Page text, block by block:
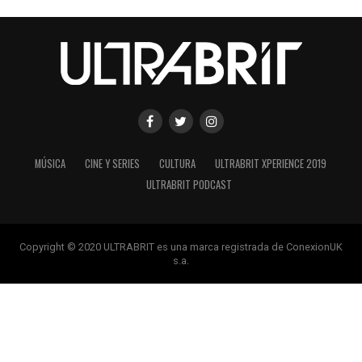
MÚSICA CINE Y SERIES CULTURA
ULTRABRIT XPERIENCE 2019
ULTRABRIT PODCAST
Copyright © 2020 ULTRABRIT es una marca registrada de ConexionUK
s.a.